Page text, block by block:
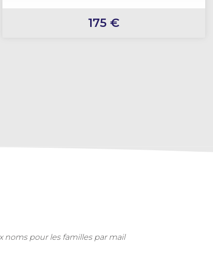
175 €
noms pour les familles par mail